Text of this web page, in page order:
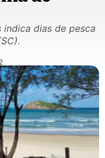
dias de pesca